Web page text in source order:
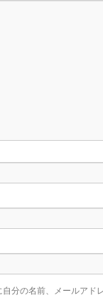
分の名前、メールアド